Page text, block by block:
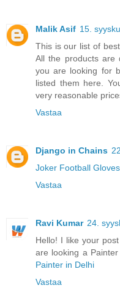
Malik Asif 15.
This is our list of
All the products are
you are looking for
listed them here.
very reasonable
Vastaa
Django in Chains
Joker Football Gloves
Vastaa
Ravi Kumar 24.
Hello! I like your
are looking a
Painter in Delhi
Vastaa